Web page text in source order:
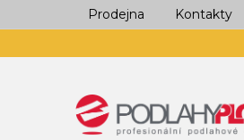
na
Prodejna Kontakty